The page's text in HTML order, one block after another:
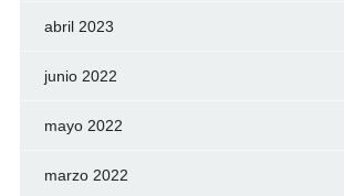
abril 2023
junio 2022
mayo 2022
marzo 2022